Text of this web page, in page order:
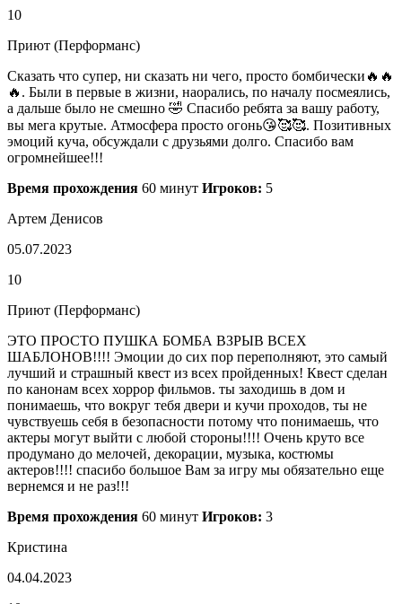
10
Приют (Перформанс)
Сказать что супер, ни сказать ни чего, просто бомбически🔥🔥
🔥. Были в первые в жизни, наорались, по началу посмеялись,
а дальше было не смешно 🤣 Спасибо ребята за вашу работу,
вы мега крутые. Атмосфера просто огонь😘🥰🥰. Позитивных
эмоций куча, обсуждали с друзьями долго. Спасибо вам
огромнейшее!!!
Время прохождения 60 минут Игроков: 5
Артем Денисов
05.07.2023
10
Приют (Перформанс)
ЭТО ПРОСТО ПУШКА БОМБА ВЗРЫВ ВСЕХ
ШАБЛОНОВ!!!! Эмоции до сих пор переполняют, это самый
лучший и страшный квест из всех пройденных! Квест сделан
по канонам всех хоррор фильмов. ты заходишь в дом и
понимаешь, что вокруг тебя двери и кучи проходов, ты не
чувствуешь себя в безопасности потому что понимаешь, что
актеры могут выйти с любой стороны!!!! Очень круто все
продумано до мелочей, декорации, музыка, костюмы
актеров!!!! спасибо большое Вам за игру мы обязательно еще
вернемся и не раз!!!
Время прохождения 60 минут Игроков: 3
Кристина
04.04.2023